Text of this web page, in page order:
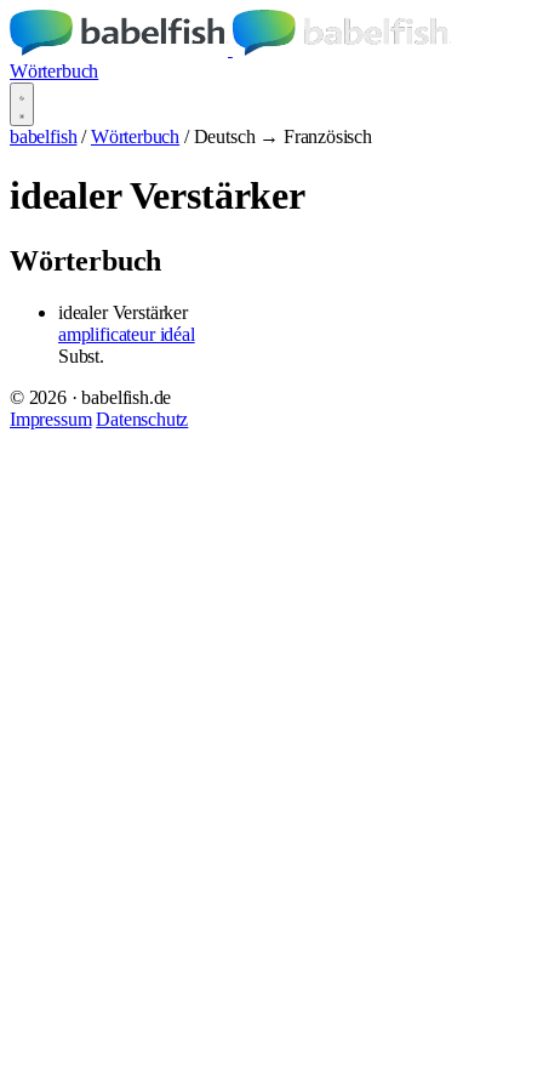
Wörterbuch
babelfish / Wörterbuch / Deutsch → Französisch
idealer Verstärker
Wörterbuch
idealer Verstärker
amplificateur idéal
Subst.
© 2026 · babelfish.de
Impressum Datenschutz